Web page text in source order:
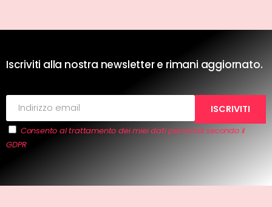
Iscriviti alla nostra newsletter e rimani aggiornato.
Consento al trattamento dei miei dati personali secondo il
GDPR